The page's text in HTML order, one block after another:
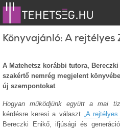
Könyvajánló: A rejtélyes
A Matehetsz korábbi tutora,
szakértő nemrég megjelent
új szempontokat
Hogyan működjünk együtt a mai
kérdésre keresi a választ „A
Bereczki Enikő, ifjúsági és